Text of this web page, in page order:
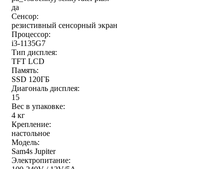
да
Сенсор:
резистивный сенсорный экран
Процессор:
i3-1135G7
Тип дисплея:
TFT LCD
Память:
SSD 120ГБ
Диагональ дисплея:
15
Вес в упаковке:
4 кг
Крепление:
настольное
Модель:
Sam4s Jupiter
Электропитание: